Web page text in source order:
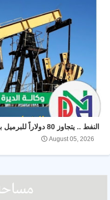
النفط .. يتجاوز 80 دولاراً للبرميل بعد استهداف ناقلة سعودية .
August 05, 2026